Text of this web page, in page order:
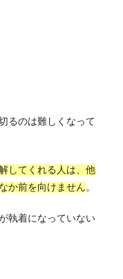
るのは難しくなって
してくれる人は、他
か前を向けません。
執着になっていない